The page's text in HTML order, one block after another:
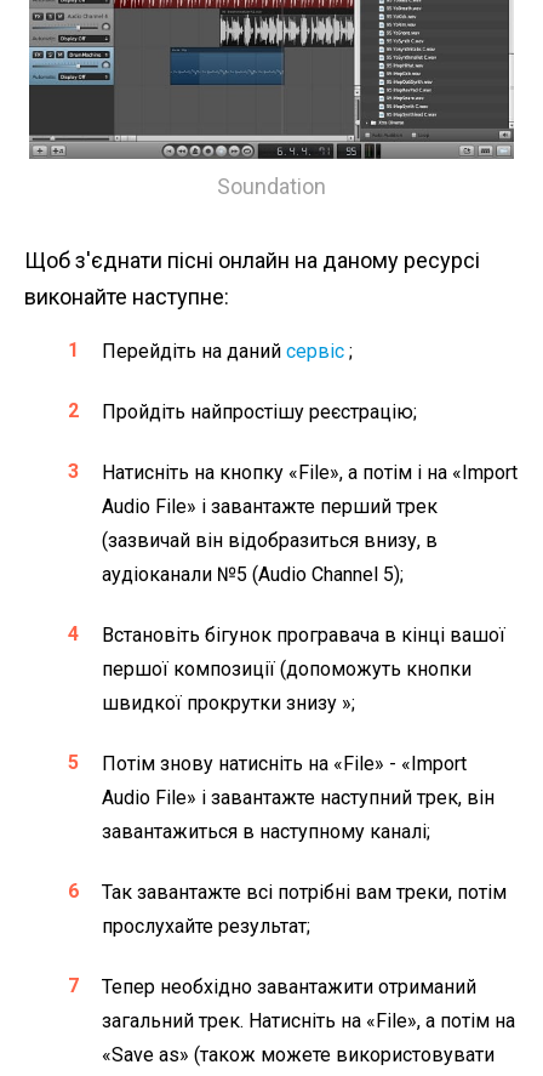
Soundation
Щоб з'єднати пісні онлайн на даному ресурсі
виконайте наступне:
Перейдіть на даний сервіс ;
Пройдіть найпростішу реєстрацію;
Натисніть на кнопку «File», а потім і на «Import
Audio File» і завантажте перший трек
(зазвичай він відобразиться внизу, в
аудіоканали №5 (Audio Channel 5);
Встановіть бігунок програвача в кінці вашої
першої композиції (допоможуть кнопки
швидкої прокрутки знизу »;
Потім знову натисніть на «File» - «Import
Audio File» і завантажте наступний трек, він
завантажиться в наступному каналі;
Так завантажте всі потрібні вам треки, потім
прослухайте результат;
Тепер необхідно завантажити отриманий
загальний трек. Натисніть на «File», а потім на
«Save as» (також можете використовувати